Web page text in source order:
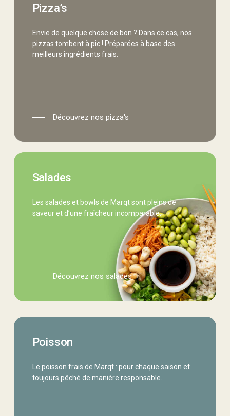
Pizza’s
Envie de quelque chose de bon ? Dans ce cas, nos
pizzas tombent à pic ! Préparées à base des
meilleurs ingrédients frais.
Découvrez nos pizza's
salades
Salades
Les salades et bowls de Marqt sont pleins de
saveur et d’une fraîcheur incomparable.
Découvrez nos salades
poisson
Poisson
Le poisson frais de Marqt : pour chaque saison et
toujours pêché de manière responsable.